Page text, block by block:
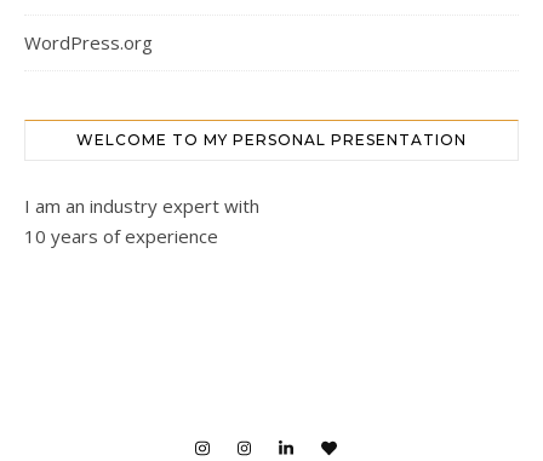
WordPress.org
WELCOME TO MY PERSONAL PRESENTATION
I am an industry expert with
10 years of experience